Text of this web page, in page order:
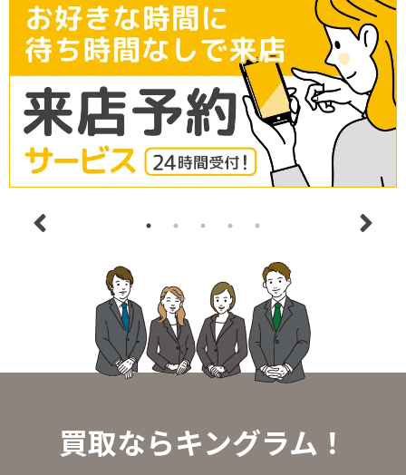
買取ならキングラム！